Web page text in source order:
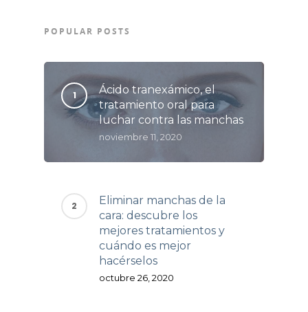
POPULAR POSTS
Ácido tranexámico, el
tratamiento oral para
luchar contra las manchas
noviembre 11, 2020
Eliminar manchas de la
cara: descubre los
mejores tratamientos y
cuándo es mejor
hacérselos
octubre 26, 2020